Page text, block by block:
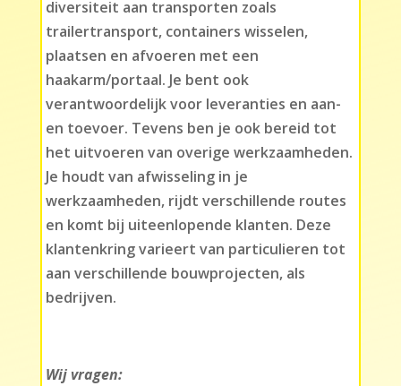
diversiteit aan transporten zoals
trailertransport, containers wisselen,
plaatsen en afvoeren met een
haakarm/portaal. Je bent ook
verantwoordelijk voor leveranties en aan-
en toevoer. Tevens ben je ook bereid tot
het uitvoeren van overige werkzaamheden.
Je houdt van afwisseling in je
werkzaamheden, rijdt verschillende routes
en komt bij uiteenlopende klanten. Deze
klantenkring varieert van particulieren tot
aan verschillende bouwprojecten, als
bedrijven.
Wij vragen: